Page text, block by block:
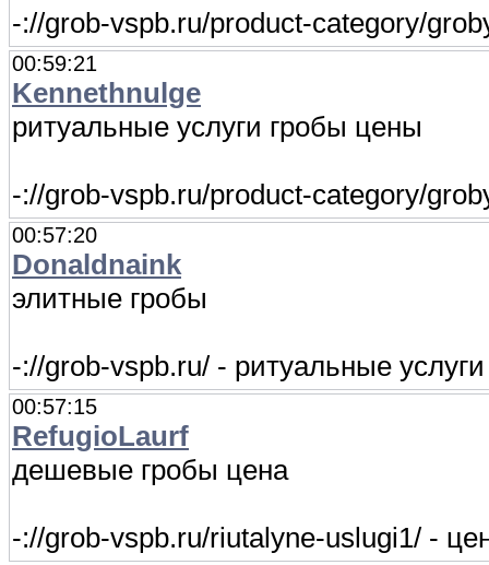
-://grob-vspb.ru/product-category/
00:59:21
Kennethnulge
ритуальные услуги гробы цены
-://grob-vspb.ru/product-category/
00:57:20
Donaldnaink
элитные гробы
-://grob-vspb.ru/ - ритуальные
00:57:15
RefugioLaurf
дешевые гробы цена
-://grob-vspb.ru/riutalyne-uslugi1/ -